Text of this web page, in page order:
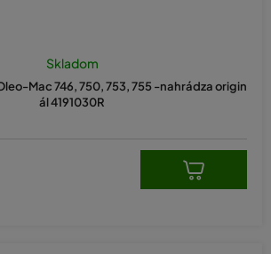
Mac 746, 750, 753, 755 -nahrádza origin
ál 4191030R
Skladom